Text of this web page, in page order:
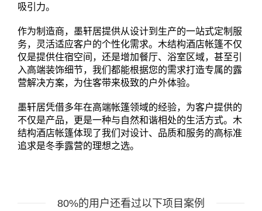
吸引力。
作为制造商，墨轩居提供从设计到生产的一站式定制服
务，灵活适应客户的个性化需求。木结构酒店帐篷不仅
仅是提供住宿空间，还是增加餐厅、浴室区域，甚至引
入高端装饰细节，我们都能根据您的需求打造专属的露
营解决方案，为住客带来极致的户外体验。
墨轩居凭借多年在高端帐篷领域的经验，为客户提供的
不仅是产品，更是一种与自然和谐相处的生活方式。木
结构酒店帐篷体现了我们对设计、品质和服务的高标准
追求是冬季露营的理想之选。
80%的用户还看过以下项目案例